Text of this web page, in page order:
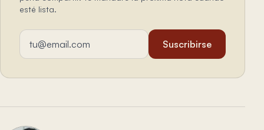
esté lista.
Dirección de email
Suscribirse